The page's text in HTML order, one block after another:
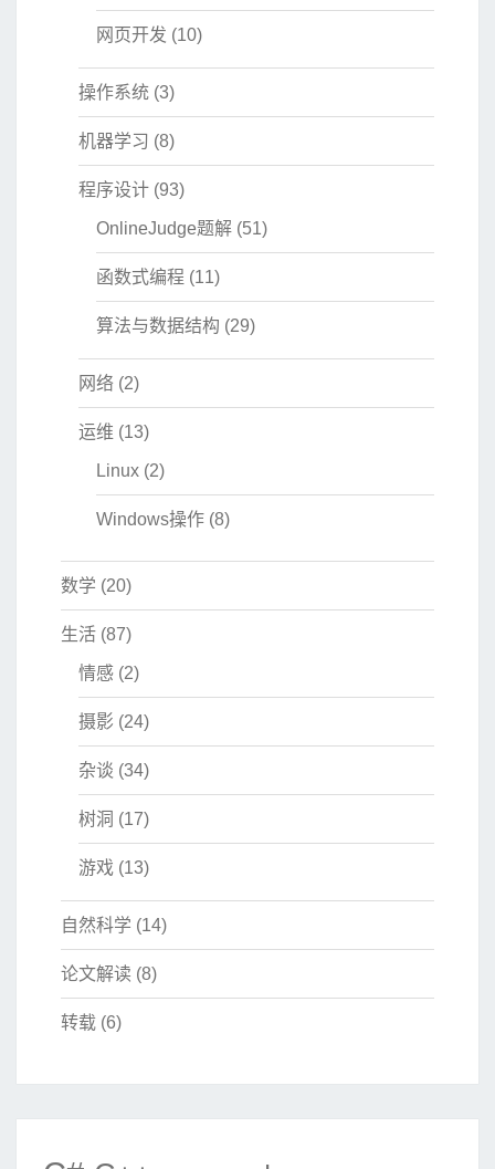
网页开发 (10)
操作系统 (3)
机器学习 (8)
程序设计 (93)
OnlineJudge题解 (51)
函数式编程 (11)
算法与数据结构 (29)
网络 (2)
运维 (13)
Linux (2)
Windows操作 (8)
数学 (20)
生活 (87)
情感 (2)
摄影 (24)
杂谈 (34)
树洞 (17)
游戏 (13)
自然科学 (14)
论文解读 (8)
转载 (6)